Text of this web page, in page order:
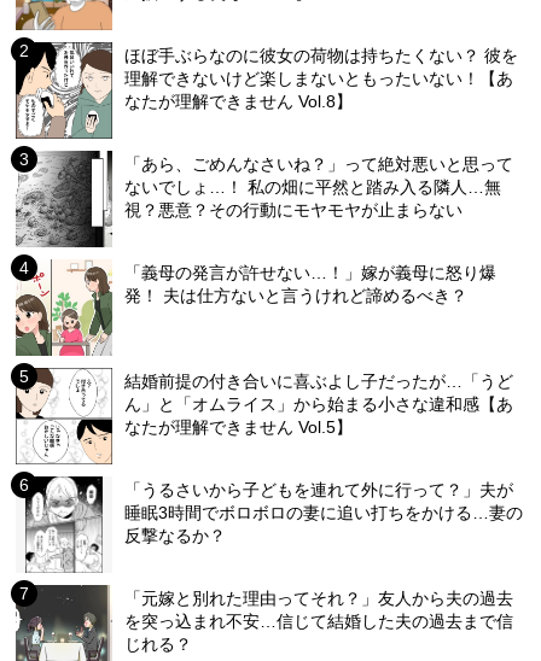
ほぼ手ぶらなのに彼女の荷物は持ちたくない？ 彼を
理解できないけど楽しまないともったいない！【あ
なたが理解できません Vol.8】
「あら、ごめんなさいね？」って絶対悪いと思って
ないでしょ…！ 私の畑に平然と踏み入る隣人…無
視？悪意？その行動にモヤモヤが止まらない
「義母の発言が許せない…！」嫁が義母に怒り爆
発！ 夫は仕方ないと言うけれど諦めるべき？
結婚前提の付き合いに喜ぶよし子だったが…「うど
ん」と「オムライス」から始まる小さな違和感【あ
なたが理解できません Vol.5】
「うるさいから子どもを連れて外に行って？」夫が
睡眠3時間でボロボロの妻に追い打ちをかける…妻の
反撃なるか？
「元嫁と別れた理由ってそれ？」友人から夫の過去
を突っ込まれ不安…信じて結婚した夫の過去まで信
じれる？